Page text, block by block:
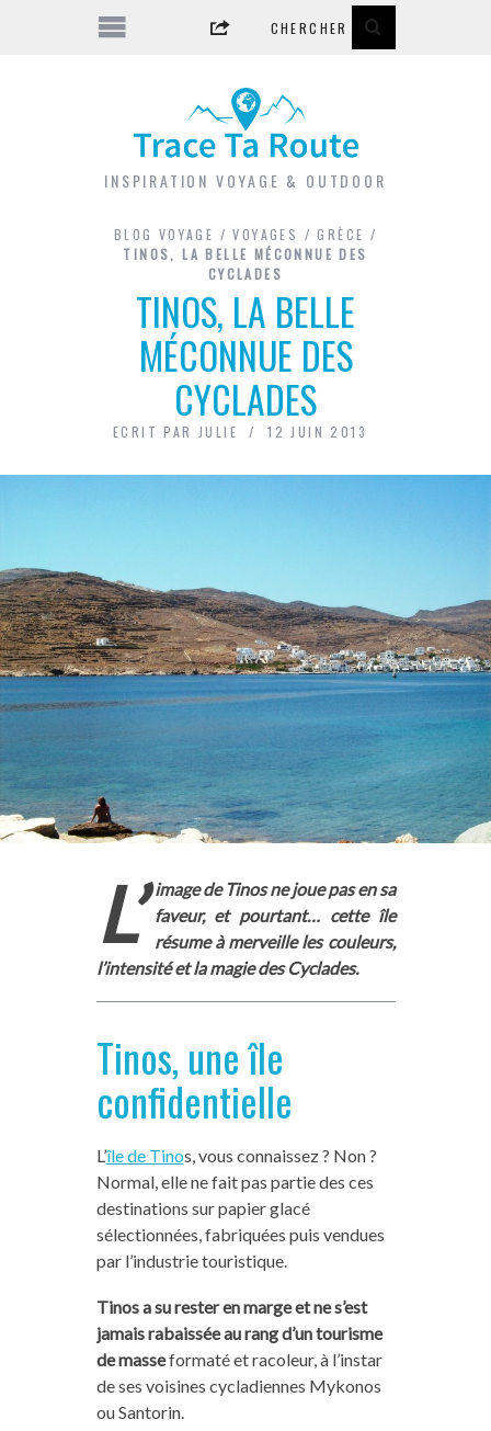
INSPIRATION VOYAGE & OUTDOOR
BLOG VOYAGE /VOYAGES /GRÈCE /
TINOS, LA BELLE MÉCONNUE DES
CYCLADES
TINOS, LA BELLE
MÉCONNUE DES
CYCLADES
ECRIT PAR JULIE 12 JUIN 2013
L’
image de Tinos ne joue pas en sa
faveur, et pourtant… cette île
résume à merveille les couleurs,
l’intensité et la magie des Cyclades.
Tinos, une île
confidentielle
L’île de Tinos, vous connaissez ? Non ?
Normal, elle ne fait pas partie des ces
destinations sur papier glacé
sélectionnées, fabriquées puis vendues
par l’industrie touristique.
Tinos a su rester en marge et ne s’est
jamais rabaissée au rang d’un tourisme
de masseformaté et racoleur, à l’instar
de ses voisines cycladiennes Mykonos
ou Santorin.